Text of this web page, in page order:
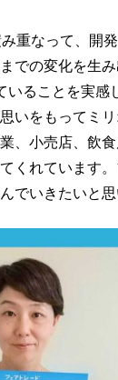
重なって、開
での変化を生
ることを実
いをもってミ
小売店、飲
くれています
でいきたいと思